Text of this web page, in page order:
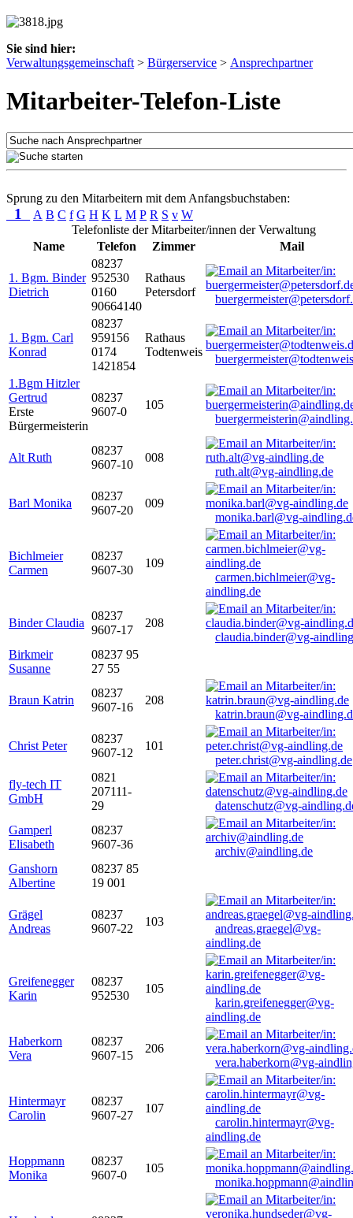
Sie sind hier:
Verwaltungsgemeinschaft > Bürgerservice > Ansprechpartner
Mitarbeiter-Telefon-Liste
Sprung zu den Mitarbeitern mit dem Anfangsbuchstaben:
1 A B C f G H K L M P R S v W
Telefonliste der Mitarbeiter/innen der Verwaltung
Name
Telefon Zimmer Mail
1. Bgm. Binder
Dietrich
08237
952530
0160
90664140
Rathaus
Petersdorf
1. Bgm. Carl
Konrad
08237
959156
0174
1421854
Rathaus
Todtenweis
1.Bgm Hitzler
Gertrud
Erste
Bürgermeisterin
08237
9607-0
105
Alt Ruth
08237
9607-10
008
ruth.alt@vg-aindling.de
Barl Monika
08237
9607-20
009
monika.barl@vg-
Bichlmeier
Carmen
08237
9607-30
109
carmen.bichlmeier@vg-
aindling.de
Binder Claudia
08237
9607-17
208
claudia.binder@vg-
Birkmeir
Susanne
08237 95
27 55
Braun Katrin
08237
9607-16
208
katrin.braun@vg-
Christ Peter
08237
9607-12
101
peter.christ@vg-aindling.de
fly-tech IT
GmbH
0821
207111-
29
datenschutz@vg-
Gamperl
Elisabeth
08237
9607-36
archiv@aindling.de
Ganshorn
Albertine
08237 85
19 001
Grägel
Andreas
08237
9607-22
103
andreas.graegel@vg-
aindling.de
Greifenegger
Karin
08237
952530
105
karin.greifenegger@vg-
aindling.de
Haberkorn
Vera
08237
9607-15
206
vera.haberkorn@vg-
Hintermayr
Carolin
08237
9607-27
107
carolin.hintermayr@vg-
aindling.de
Hoppmann
Monika
08237
9607-0
105